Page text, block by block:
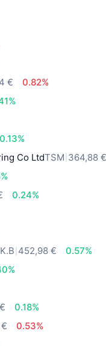
€
0.82%
0.13%
Co LtdTSM 364,88
0.24%
452,98 €
0.57%
0.18%
0.53%